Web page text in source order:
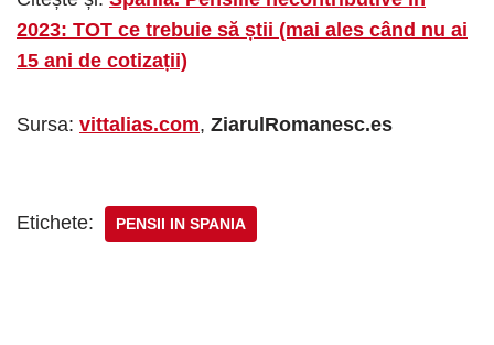
2023: TOT ce trebuie să știi (mai ales când nu ai
15 ani de cotizații)
Sursa: vittalias.com, ZiarulRomanesc.es
Etichete: PENSII IN SPANIA